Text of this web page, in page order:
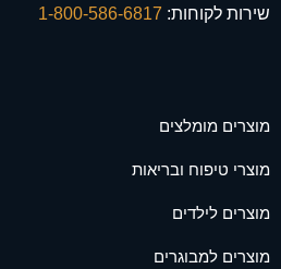
שירות לקוחות:
מוצרים מומלצים
מוצרי טיפוח ובריאות
מוצרים לילדים
מוצרים למבוגרים